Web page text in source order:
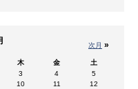
次月 »
木 金
土
3 4
5
10 11
12